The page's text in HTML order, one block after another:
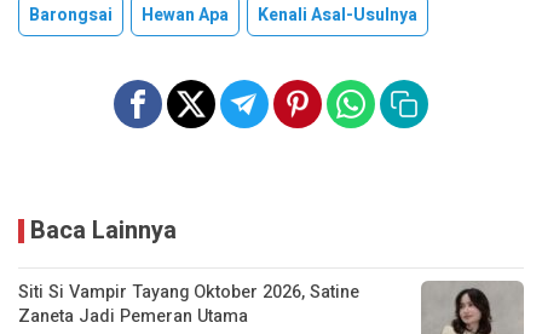
Barongsai Hewan Apa Kenali Asal-Usulnya
Baca Lainnya
Siti Si Vampir Tayang Oktober 2026, Satine
Zaneta Jadi Pemeran Utama